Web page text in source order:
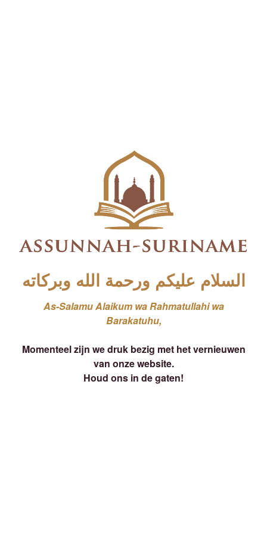
السلام عليكم ورحمة الله وبركاته
As-Salamu Alaikum wa Rahmatullahi wa
Barakatuhu,
Momenteel zijn we druk bezig met het vernieuwen
van onze website.
Houd ons in de gaten!